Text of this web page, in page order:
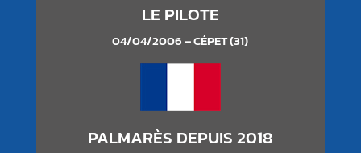
LE PILOTE
04/04/2006 – CÉPET (31)
PALMARÈS DEPUIS 2018